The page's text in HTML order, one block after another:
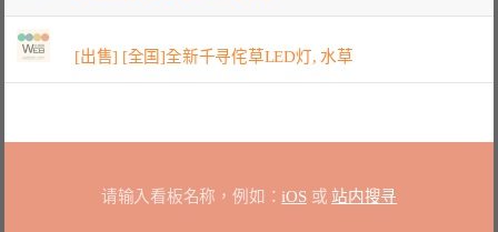
[出售] [全国]全新千寻侘草LED灯, 水草
请输入看板名称，例如： iOS或 站内搜寻